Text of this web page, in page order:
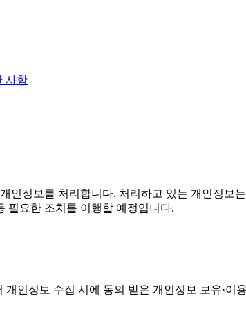
사항
인정보를 처리합니다. 처리하고 있는 개인정보
필요한 조치를 이행할 예정입니다.
인정보 수집 시에 동의 받은 개인정보 보유·이